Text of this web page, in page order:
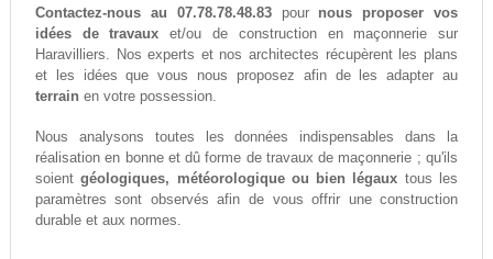
Contactez-nous au 07.78.78.48.83pour nous proposer vos
idées de travaux et/ou de construction en maçonnerie sur
Haravilliers. Nos experts et nos architectes récupèrent les plans
et les idées que vous nous proposez afin de les adapter au
terrain en votre possession.
Nous analysons toutes les données indispensables dans la
réalisation en bonne et dû forme de travaux de maçonnerie ; qu'ils
soientgéologiques, météorologique ou bien légaux tous les
paramètres sont observés afin de vous offrir une construction
durable et aux normes.